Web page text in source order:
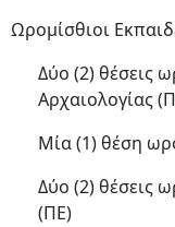
Ωρομίσθιοι
Δύο (2) θέσεις
Αρχαιολογίας
Μία (1) θέση
Δύο (2) θέσεις
(ΠΕ)